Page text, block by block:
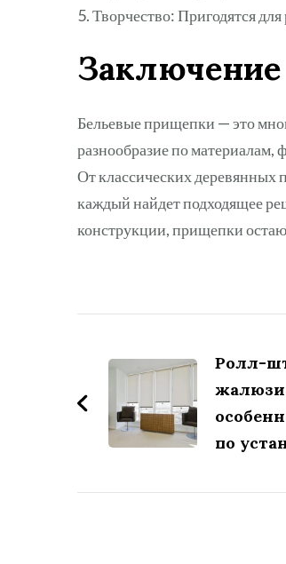
5. Творчество: Пригодятся
Заключение
Бельевые прищепки — это
разнообразие по материалам,
От классических
каждый найдет подходящее
конструкции, прищепки
по
записям
Ролл-
по